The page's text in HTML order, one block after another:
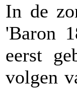
In de
'Baron
eerst
volgen